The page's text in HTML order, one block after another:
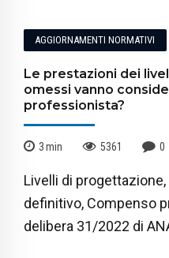
AGGIORNAMENTI NORMATIVI
Le prestazioni dei
omessi vanno
professionista?
3min 5361 0
Livelli di
definitivo, Compenso
delibera 31/2022 di